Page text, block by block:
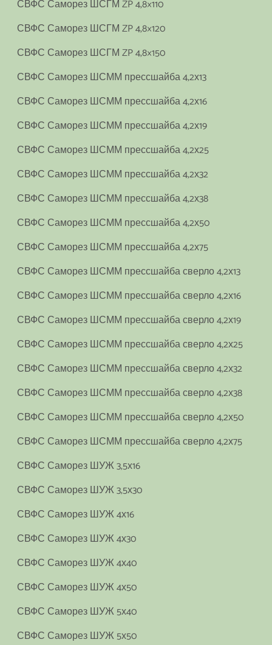
СВФС Саморез ШСГМ ZP 4,8×110
СВФС Саморез ШСГМ ZP 4,8×120
СВФС Саморез ШСГМ ZP 4,8×150
СВФС Саморез ШСММ прессшайба 4,2х13
СВФС Саморез ШСММ прессшайба 4,2х16
СВФС Саморез ШСММ прессшайба 4,2х19
СВФС Саморез ШСММ прессшайба 4,2х25
СВФС Саморез ШСММ прессшайба 4,2х32
СВФС Саморез ШСММ прессшайба 4,2х38
СВФС Саморез ШСММ прессшайба 4,2х50
СВФС Саморез ШСММ прессшайба 4,2х75
СВФС Саморез ШСММ прессшайба сверло 4,2х13
СВФС Саморез ШСММ прессшайба сверло 4,2х16
СВФС Саморез ШСММ прессшайба сверло 4,2х19
СВФС Саморез ШСММ прессшайба сверло 4,2х25
СВФС Саморез ШСММ прессшайба сверло 4,2х32
СВФС Саморез ШСММ прессшайба сверло 4,2х38
СВФС Саморез ШСММ прессшайба сверло 4,2х50
СВФС Саморез ШСММ прессшайба сверло 4,2х75
СВФС Саморез ШУЖ 3,5х16
СВФС Саморез ШУЖ 3,5х30
СВФС Саморез ШУЖ 4х16
СВФС Саморез ШУЖ 4х30
СВФС Саморез ШУЖ 4х40
СВФС Саморез ШУЖ 4х50
СВФС Саморез ШУЖ 5х40
СВФС Саморез ШУЖ 5х50